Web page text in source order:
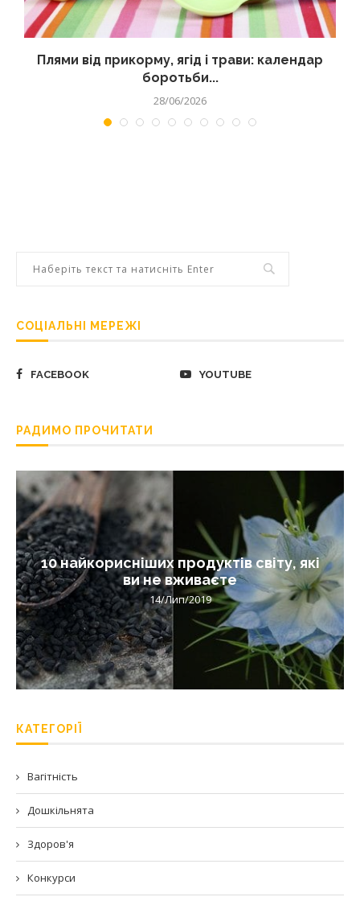
Плями від прикорму, ягід і трави: календар
боротьби...
28/06/2026
СОЦІАЛЬНІ МЕРЕЖІ
FACEBOOK YOUTUBE
РАДИМО ПРОЧИТАТИ
10 найкорисніших продуктів світу, які
ви не вживаєте
14/Лип/2019
КАТЕГОРІЇ
Вагітність
Дошкільнята
Здоров'я
Конкурси